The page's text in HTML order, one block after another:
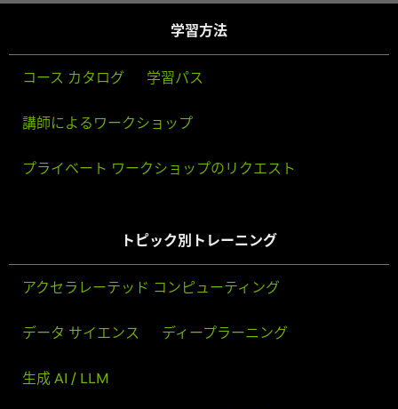
学習方法
コース カタログ 学習パス
講師によるワークショップ
プライベート ワークショップのリクエスト
トピック別トレーニング
アクセラレーテッド コンピューティング
データ サイエンス ディープラーニング
生成 AI / LLM